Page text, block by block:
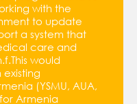
with the
to update
a system that
care and
would
(YSMU, AUA,
Armenia